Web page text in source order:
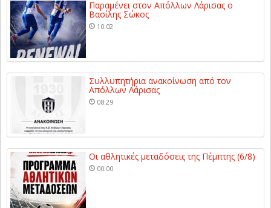
Παραμένει στον Απόλλων Λάρισας ο
Βασίλης Σώκος
10:02
Συλλυπητήρια ανακοίνωση από τον
Απόλλων Λάρισας
08:29
Οι αθλητικές μεταδόσεις της Πέμπτης (6/8)
00:00